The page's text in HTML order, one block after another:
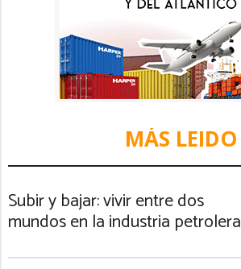
MÁS LEIDO
Subir y bajar: vivir entre dos
mundos en la industria petrolera